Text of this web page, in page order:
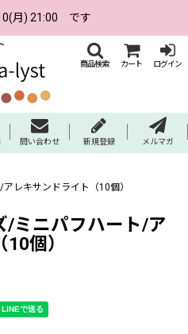
月) 21:00 です
商品検索 カート ログイン
問い合わせ 新規登録 メルマガ
レキサンドライト（10個）
/ミニパフハート/ア
個）